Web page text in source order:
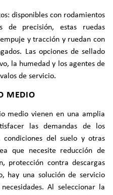
disponibles con rodamientos
de precisión, estas ruedas
y tracción y ruedan con
Las opciones de sellado
la humedad y los agentes de
de servicio.
MEDIO
medio vienen en una amplia
las demandas de los
del suelo y otras
que necesite reducción de
protección contra descargas
hay una solución de servicio
Al seleccionar la